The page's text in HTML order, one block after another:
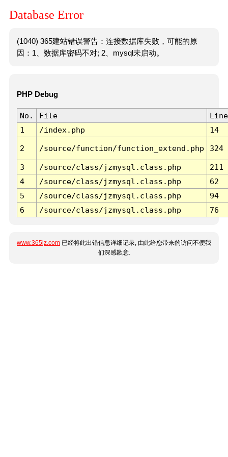
Database Error
(1040) 365建站错误警告：连接数据库失败，可能的原
因：1、数据库密码不对; 2、mysql未启动。
PHP Debug
No. File
Line
1
/index.php 14
2 /source/function/function_extend.php 324
3 /source/class/jzmysql.class.php
211
4
/source/class/jzmysql.class.php
62
5
/source/class/jzmysql.class.php
94
6
/source/class/jzmysql.class.php 76
www.365jz.com 已经将此出错信息详细记录, 由此给您带来的访问不便我
们深感歉意.